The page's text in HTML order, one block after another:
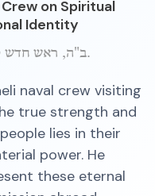
on Spiritual
Identity
ב"ה, ראש חדש סיון, ה'תיש"א ברוקלין, נ.י.
naval crew visiting
true strength and
lies in their
power. He
these eternal